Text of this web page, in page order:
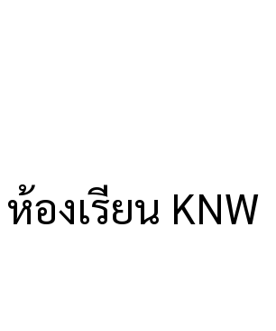
ห้องเรียน KNW